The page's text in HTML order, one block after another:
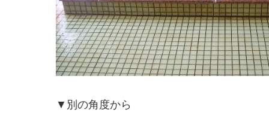
▼別の角度から